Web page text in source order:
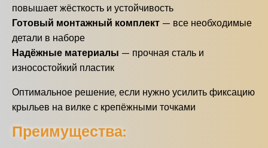
повышает жёсткость и устойчивость
Готовый монтажный комплект — все необходимые
детали в наборе
Надёжные материалы — прочная сталь и
износостойкий пластик
Оптимальное решение, если нужно усилить фиксацию
крыльев на вилке с крепёжными точками
Преимущества: